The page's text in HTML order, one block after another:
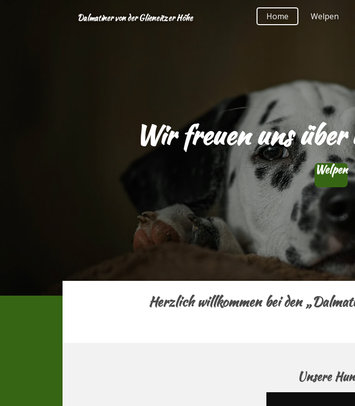
Dalmatiner von der Glieneitzer Höhe Home Welpen
Wir freuen uns
Welpen
Herzlich willkommen bei den
Unsere